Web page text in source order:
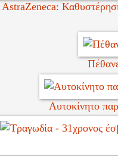
AstraZeneca:
Αυτοκίνητο